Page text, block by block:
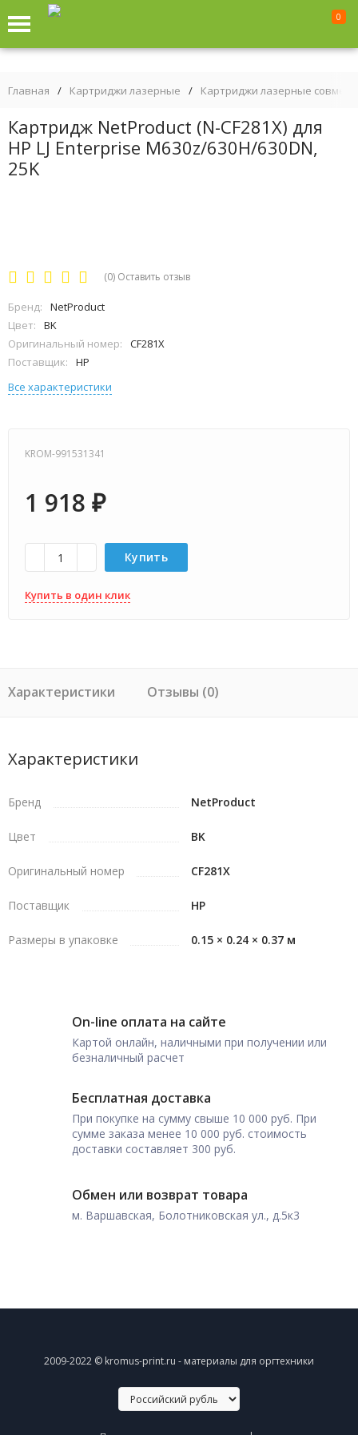
0
Главная / Картриджи лазерные / Картриджи лазерные
Картридж NetProduct (N-CF281X) для
HP LJ Enterprise M630z/630H/630DN,
25K
(0) Оставить отзыв
Бренд:
NetProduct
Цвет:
BK
Оригинальный номер:
CF281X
Поставщик:
HP
Все характеристики
KROM-991531341
1 918 ₽
Купить
Купить в один клик
Характеристики Отзывы (0)
Характеристики
Бренд NetProduct
Цвет BK
Оригинальный номер CF281X
Поставщик HP
Размеры в упаковке 0.15 × 0.24 × 0.37 м
On-line оплата на сайте
Картой онлайн, наличными при получении или
безналичный расчет
Бесплатная доставка
При покупке на сумму свыше 10 000 руб. При
сумме заказа менее 10 000 руб. стоимость
доставки составляет 300 руб.
Обмен или возврат товара
м. Варшавская, Болотниковская ул., д.5к3
2009-2022 © kromus-print.ru - материалы для оргтехники